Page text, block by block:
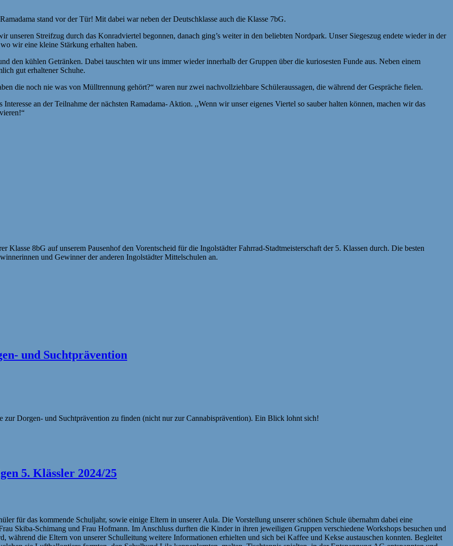
stand vor der Tür! Mit dabei war neben der Deutschklasse auch die Klasse 7bG.
unseren Streifzug durch das Konradviertel begonnen, danach ging’s weiter in den beliebten Nordpark. Unser Siegeszug endete wieder in der
wir eine kleine Stärkung erhalten haben.
den kühlen Getränken. Dabei tauschten wir uns immer wieder innerhalb der Gruppen über die kuriosesten Funde aus. Neben einem
gut erhaltener Schuhe.
die noch nie was von Mülltrennung gehört?“ waren nur zwei nachvollziehbare Schüleraussagen, die während der Gespräche fielen.
an der Teilnahme der nächsten Ramadama- Aktion. ,,Wenn wir unser eigenes Viertel so sauber halten können, machen wir das
8bG auf unserem Pausenhof den Vorentscheid für die Ingolstädter Fahrrad-Stadtmeisterschaft der 5. Klassen durch. Die besten
und Gewinner der anderen Ingolstädter Mittelschulen an.
und Suchtprävention
zur Dorgen- und Suchtprävention zu finden (nicht nur zur Cannabisprävention). Ein Blick lohnt sich!
5. Klässler 2024/25
für das kommende Schuljahr, sowie einige Eltern in unserer Aula. Die Vorstellung unserer schönen Schule übernahm dabei eine
Skiba-Schimang und Frau Hofmann. Im Anschluss durften die Kinder in ihren jeweiligen Gruppen verschiedene Workshops besuchen und
während die Eltern von unserer Schulleitung weitere Informationen erhielten und sich bei Kaffee und Kekse austauschen konnten. Begleitet